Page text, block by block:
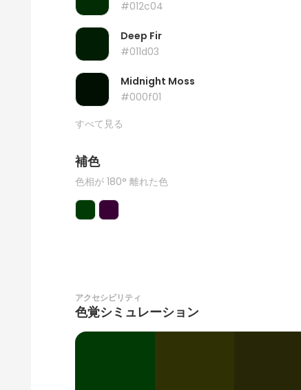
#012c04
Deep Fir
#011d03
Midnight Moss
#000f01
すべて見る
補色
色相が 180° 離れた色
アクセシビリティ
色覚シミュレーション